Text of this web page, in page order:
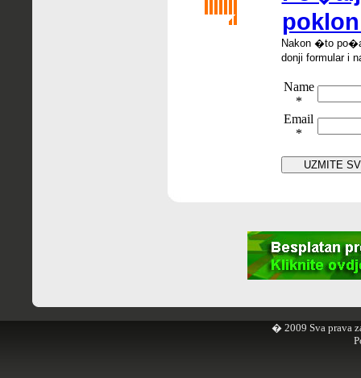
Nakon �to po�
donji formular i
Name
*
Email
*
� 2009 Sva prava